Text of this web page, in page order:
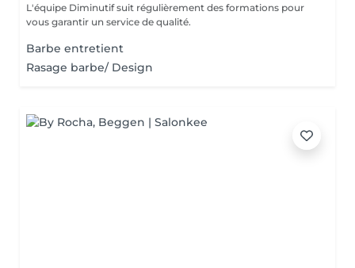
L'équipe Diminutif suit régulièrement des formations pour
vous garantir un service de qualité.
Barbe entretient
Rasage barbe/ Design